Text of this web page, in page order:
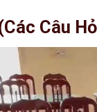
Câu